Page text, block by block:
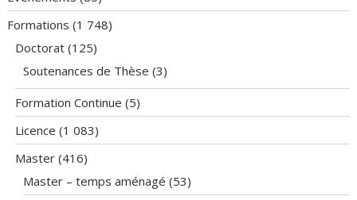
Formations (1 748)
Doctorat (125)
Soutenances de Thèse (3)
Formation Continue (5)
Licence (1 083)
Master (416)
Master – temps aménagé (53)